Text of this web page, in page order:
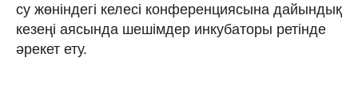
су жөніндегі келесі конференциясына дайындық
кезеңі аясында шешімдер инкубаторы ретінде
әрекет ету.